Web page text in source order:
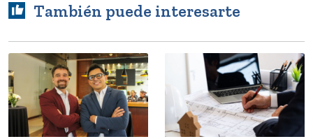
También puede interesarte